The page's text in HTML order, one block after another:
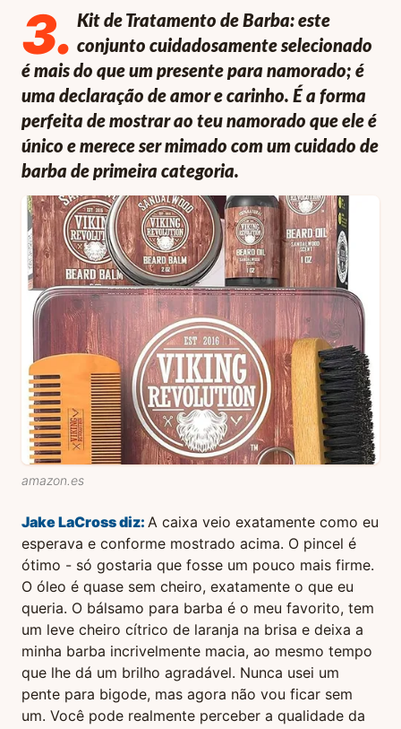
3. Kit de Tratamento de Barba: este
conjunto cuidadosamente selecionado
é mais do que um presente para namorado; é
uma declaração de amor e carinho. É a forma
perfeita de mostrar ao teu namorado que ele é
único e merece ser mimado com um cuidado de
barba de primeira categoria.
amazon.es
Jake LaCrossdiz: A caixa veio exatamente como eu
esperava e conforme mostrado acima. O pincel é
ótimo - só gostaria que fosse um pouco mais firme.
O óleo é quase sem cheiro, exatamente o que eu
queria. O bálsamo para barba é o meu favorito, tem
um leve cheiro cítrico de laranja na brisa e deixa a
minha barba incrivelmente macia, ao mesmo tempo
que lhe dá um brilho agradável. Nunca usei um
pente para bigode, mas agora não vou ficar sem
um. Você pode realmente perceber a qualidade da